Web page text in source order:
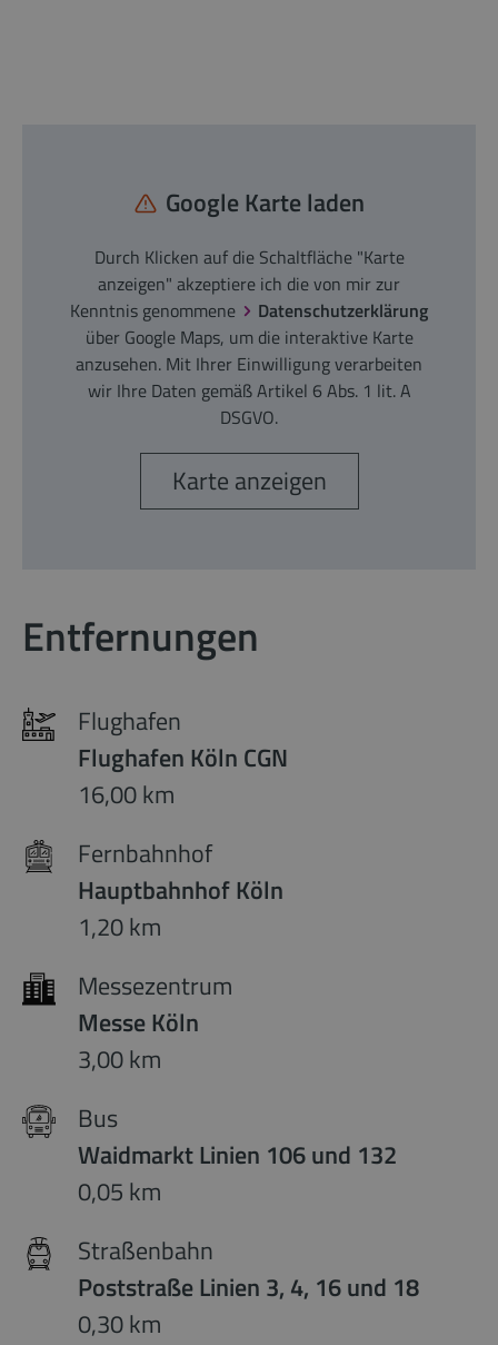
Google Karte laden
Durch Klicken auf die Schaltfläche "Karte
anzeigen" akzeptiere ich die von mir zur
Kenntnis genommene
Datenschutzerklärung
über Google Maps, um die interaktive Karte
anzusehen. Mit Ihrer Einwilligung verarbeiten
wir Ihre Daten gemäß Artikel 6 Abs. 1 lit. A
DSGVO.
Karte anzeigen
Entfernungen
Flughafen
Flughafen Köln CGN
16,00 km
Fernbahnhof
Hauptbahnhof Köln
1,20 km
Messezentrum
Messe Köln
3,00 km
Bus
Waidmarkt Linien 106 und 132
0,05 km
Straßenbahn
Poststraße Linien 3, 4, 16 und 18
0,30 km